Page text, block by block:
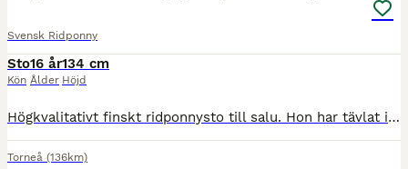
Svensk Ridponny
Sto
Kön
16 år
Ålder
134 cm
Höjd
Högkvalitativt finskt ridponnysto till salu. Hon har tävlat i dressyr på FEI-nivå i Finland samt i hoppning på 60–70 cm-nivå. Hon är för närvarande i full tävlingskondition. Ponnyn har tävlat framgån
Torneå (136km)